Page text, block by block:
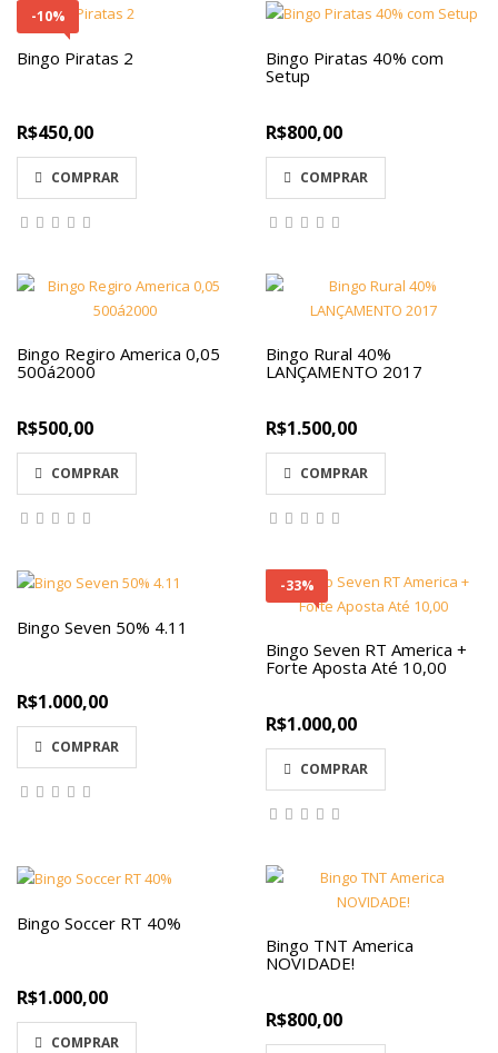
-10%
Bingo Piratas 2
R$450,00
COMPRAR
Bingo Piratas 40% com
Setup
R$800,00
COMPRAR
Bingo Regiro America 0,05
500á2000
R$500,00
COMPRAR
Bingo Rural 40%
LANÇAMENTO 2017
R$1.500,00
COMPRAR
Bingo Seven 50% 4.11
R$1.000,00
COMPRAR
-33%
Bingo Seven RT America +
Forte Aposta Até 10,00
R$1.000,00
COMPRAR
Bingo Soccer RT 40%
R$1.000,00
COMPRAR
Bingo TNT America
NOVIDADE!
R$800,00